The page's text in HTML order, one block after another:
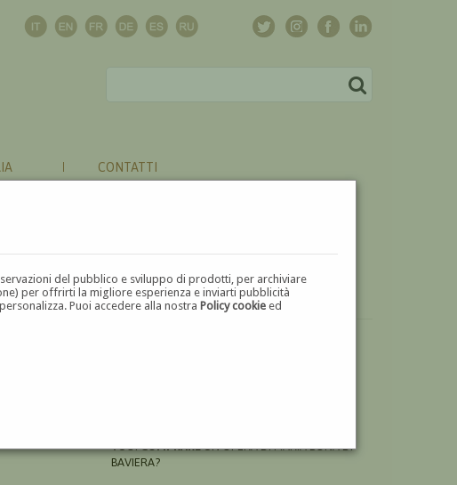
del pubblico e sviluppo di prodotti, per archiviare
per offrirti la migliore esperienza e inviarti pubblicità
Puoi accedere alla nostraPolicy cookie ed
CONTATTI
VUOICOMPRAREUN'OPERA DI MARIA BONA DI
BAVIERA?